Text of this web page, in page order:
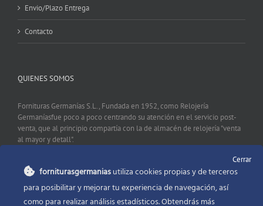
Envio/Plazo Entrega
Contacto
QUIENES SOMOS
Fornituras Germanías S.L., Fundada en 1952, como Relojería
Germaníasfue poco a poco centrando su atención en el servicio post-
venta, que al principio compartía con la de almacén de relojería "venta
al mayor y detall".
CONTACTO
Cerrar
forniturasgermaniasutiliza cookies propias y de terceros
para posibilitar y mejorar tu experiencia de navegación, así
como para realizar análisis estadísticos. Obtendrás más